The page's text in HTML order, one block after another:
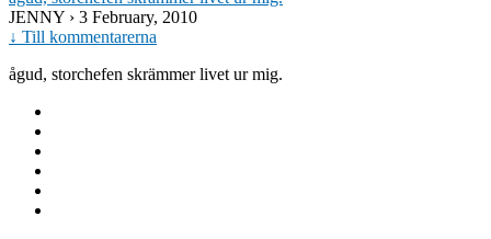
JENNY › 3 February, 2010
↓ Till kommentarerna
ågud, storchefen skrämmer livet ur mig.